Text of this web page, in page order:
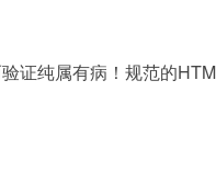
证纯属有病！规范的